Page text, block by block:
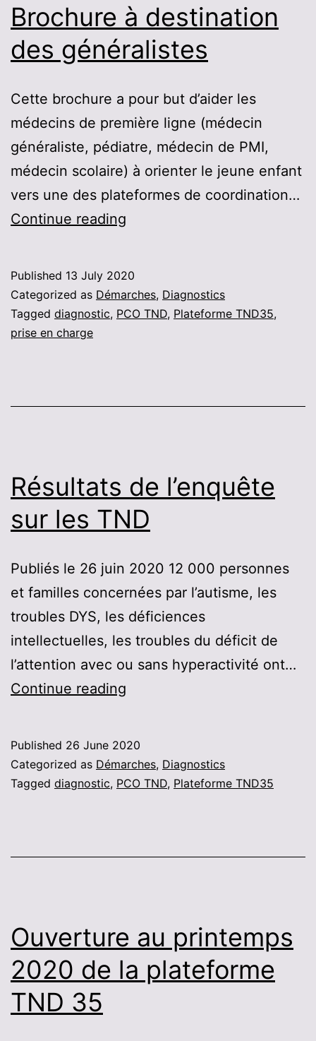
Brochure à destination
des généralistes
Cette brochure a pour but d’aider les
médecins de première ligne (médecin
généraliste, pédiatre, médecin de PMI,
médecin scolaire) à orienter le jeune enfant
vers une des plateformes de coordination…
Continue reading
des généralistes
Published 13 July 2020
Categorized as Démarches, Diagnostics
Tagged diagnostic, PCO TND, Plateforme TND35,
prise en charge
Résultats de l’enquête
sur les TND
Publiés le 26 juin 2020 12 000 personnes
et familles concernées par l’autisme, les
troubles DYS, les déficiences
intellectuelles, les troubles du déficit de
l’attention avec ou sans hyperactivité ont…
Continue reading
sur
les
Published 26 June 2020
Categorized as Démarches, Diagnostics
Tagged diagnostic, PCO TND, Plateforme TND35
Ouverture au printemps
2020 de la plateforme
TND 35